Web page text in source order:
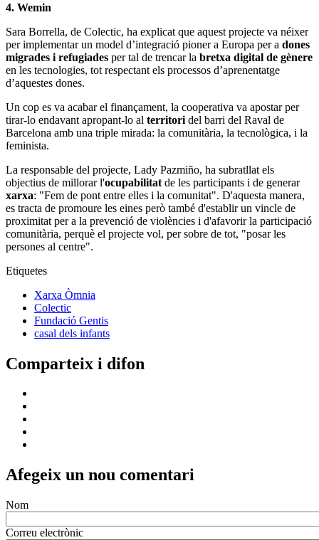
4. Wemin
Sara Borrella, de Colectic, ha explicat que aquest projecte va néixer
per implementar un model d’integració pioner a Europa per a dones
migrades i refugiades per tal de trencar la bretxa digital de gènere
en les tecnologies, tot respectant els processos d’aprenentatge
d’aquestes dones.
Un cop es va acabar el finançament, la cooperativa va apostar per
tirar-lo endavant apropant-lo al territori del barri del Raval de
Barcelona amb una triple mirada: la comunitària, la tecnològica, i la
feminista.
La responsable del projecte, Lady Pazmiño, ha subratllat els
objectius de millorar l'ocupabilitat de les participants i de generar
xarxa: "Fem de pont entre elles i la comunitat". D'aquesta manera,
es tracta de promoure les eines però també d'establir un vincle de
proximitat per a la prevenció de violències i d'afavorir la participació
comunitària, perquè el projecte vol, per sobre de tot, "posar les
persones al centre".
Etiquetes
Xarxa Òmnia
Colectic
Fundació Gentis
casal dels infants
Comparteix i difon
Afegeix un nou comentari
Nom
Correu electrònic